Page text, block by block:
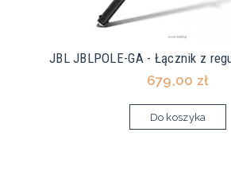
JBL JBLPOLE-GA - Łącznik z
679,00 zł
Do koszyka